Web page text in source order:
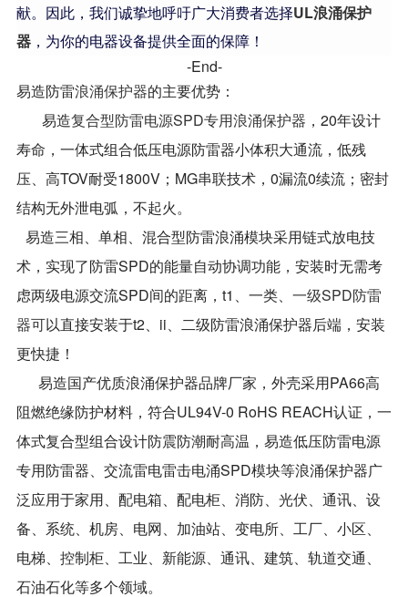
献。因此，我们诚挚地呼吁广大消费者选择UL浪涌保护
器，为你的电器设备提供全面的保障！
-End-
易造防雷浪涌保护器的主要优势：
易造复合型防雷电源SPD专用浪涌保护器 ，20年设计
寿命，一体式组合低压电源防雷器小体积大通流，低残
压、高TOV耐受1800V；MG串联技术，0漏流0续流；密封
结构无外泄电弧，不起火。
易造三相、单相、混合型防雷浪涌模块采用链式放电技
术，实现了防雷SPD的能量自动协调功能，安装时无需考
虑两级电源交流SPD间的距离，t1、一类、 一级SPD防雷
器可以直接安装于t2、ii、二级防雷浪涌保护器后端，安装
更快捷！
易造国产优质浪涌保护器品牌厂家，外壳采用PA66高
阻燃绝缘防护材料，符合UL94V-0 RoHS REACH认证，一
体式复合型组合设计防震防潮耐高温，易造低压防雷电源
专用防雷器、交流雷电雷击电涌SPD模块等浪涌保护器广
泛应用于家用、配电箱、配电柜、消防、光伏、通讯、设
备、系统、机房、电网、加油站、变电所、工厂、小区、
电梯、控制柜、工业、新能源、通讯、建筑、轨道交通、
石油石化等多个领域。